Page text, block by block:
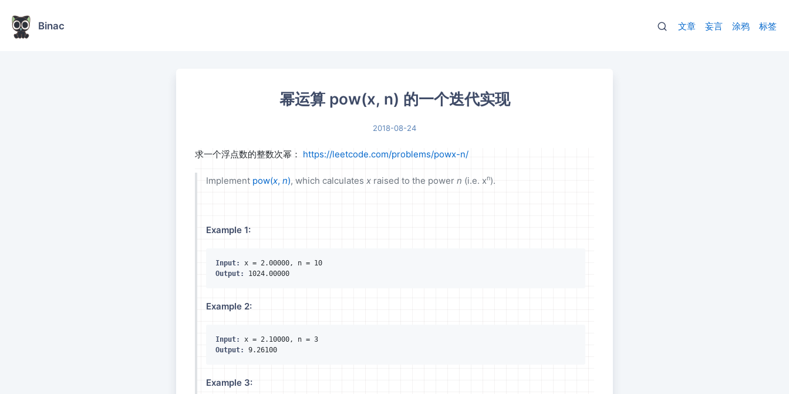
Binac 文章 妄言 涂鸦 标签
幂运算 pow(x, n) 的一个迭代实现
2018-08-24
求一个浮点数的整数次幂： https://leetcode.com/problems/powx-n/
Implement pow(x, n), which calculates xraised to the power n (i.e. xn).
Example 1:
Input:
x = 2.00000, n = 10
Output:
1024.00000
Example 2:
Input:
x = 2.10000, n = 3
Output:
9.26100
Example 3: